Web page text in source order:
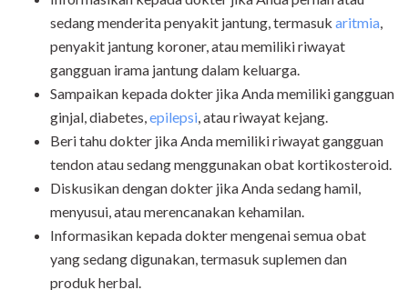
sedang menderita penyakit jantung, termasuk aritmia,
penyakit jantung koroner, atau memiliki riwayat
gangguan irama jantung dalam keluarga.
Sampaikan kepada dokter jika Anda memiliki gangguan
ginjal, diabetes,epilepsi, atau riwayat kejang.
Beri tahu dokter jika Anda memiliki riwayat gangguan
tendon atau sedang menggunakan obat kortikosteroid.
Diskusikan dengan dokter jika Anda sedang hamil,
menyusui, atau merencanakan kehamilan.
Informasikan kepada dokter mengenai semua obat
yang sedang digunakan, termasuk suplemen dan
produk herbal.